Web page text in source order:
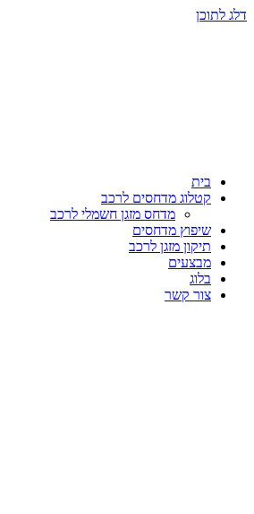
דלג לתוכן
בית
קטלוג מדחסים לרכב
מדחס מזגן חשמלי לרכב
שיפוץ מדחסים
תיקון מזגן לרכב
מבצעים
בלוג
צור קשר